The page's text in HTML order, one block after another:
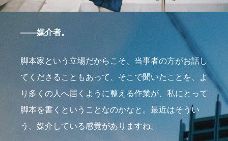
――媒介者。
脚本家という立場だからこそ、当事者の方がお話し
てくださることもあって、そこで聞いたことを、よ
り多くの人へ届くように整える作業が、私にとって
脚本を書くということなのかなと。最近はそうい
う、媒介している感覚がありますね。